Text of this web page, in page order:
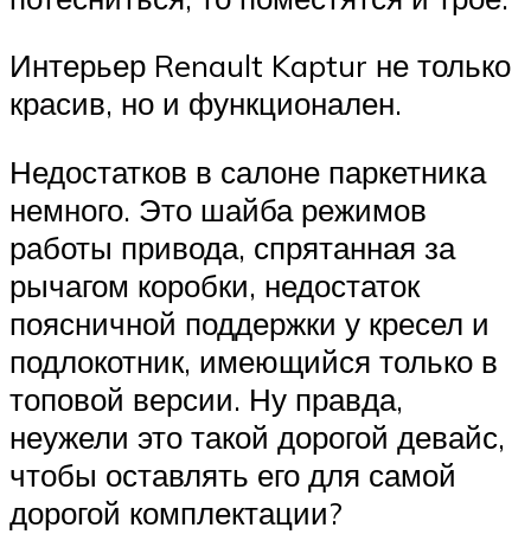
Интерьер Renault Kaptur не только
красив, но и функционален.
Недостатков в салоне паркетника
немного. Это шайба режимов
работы привода, спрятанная за
рычагом коробки, недостаток
поясничной поддержки у кресел и
подлокотник, имеющийся только в
топовой версии. Ну правда,
неужели это такой дорогой девайс,
чтобы оставлять его для самой
дорогой комплектации?